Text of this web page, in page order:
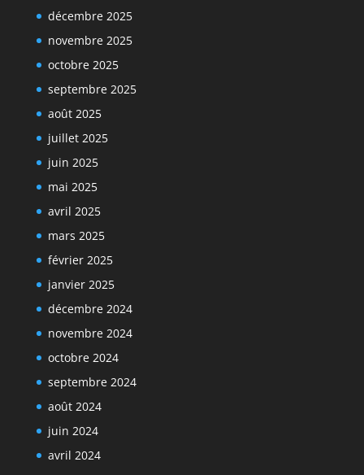
décembre 2025
novembre 2025
octobre 2025
septembre 2025
août 2025
juillet 2025
juin 2025
mai 2025
avril 2025
mars 2025
février 2025
janvier 2025
décembre 2024
novembre 2024
octobre 2024
septembre 2024
août 2024
juin 2024
avril 2024